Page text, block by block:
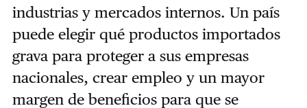
industrias y mercados internos. Un país
puede elegir qué productos importados
grava para proteger a sus empresas
nacionales, crear empleo y un mayor
margen de beneficios para que se